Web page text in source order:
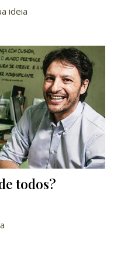
ideia
todos?